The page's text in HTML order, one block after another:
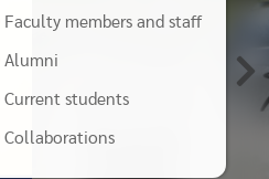
Faculty members and staff
Alumni
Current students
Collaborations